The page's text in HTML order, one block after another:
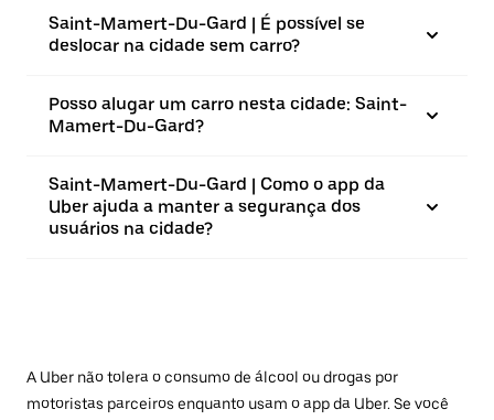
Saint-Mamert-Du-Gard | É possível se
deslocar na cidade sem carro?
Posso alugar um carro nesta cidade: Saint-
Mamert-Du-Gard?
Saint-Mamert-Du-Gard | Como o app da
Uber ajuda a manter a segurança dos
usuários na cidade?
A Uber não tolera o consumo de álcool ou drogas por
motoristas parceiros enquanto usam o app da Uber. Se você